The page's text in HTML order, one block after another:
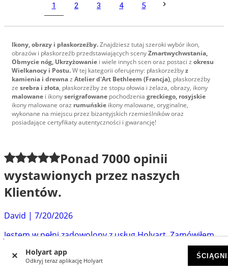
Holyart app
Odkryj teraz aplikację Holyart
1 2 3 4 5
Ikony, obrazy i płaskorzeźby.Znajdziesz tutaj szeroki wybór ikon,
obrazów i płaskorzeźb przedstawiających scenyZmartwychwstania,
Obmycie nóg, Ukrzyżowanie i wiele innych scen oraz postaci z okresu
Wielkanocy i Postu.W tej kategorii oferujemy: płaskorzeźbyz
kamienia i drewnaz Atelier d'Art Bethleem (Francja), płaskorzeźby
ze srebra i złota, płaskorzeźby ze stopu ołowia i żelaza, obrazy, ikony
malowane i ikonyserigrafowane pochodzenia greckiego, rosyjskie
ikony malowane oraz rumuńskie ikony malowane, oryginalne,
wykonane na miejscu przez bizantyjskich rzemieślników oraz
posiadające certyfikaty autentyczności i gwarancję!
Ponad 7000 opinii
wystawionych przez naszych
Klientów.
David | 7/20/2026
Jestem w pełni zadowolony z usług Holyart. Zamówiłem
od nich humerał z dostawą do Węgier, który mogę...
|6/30/2026